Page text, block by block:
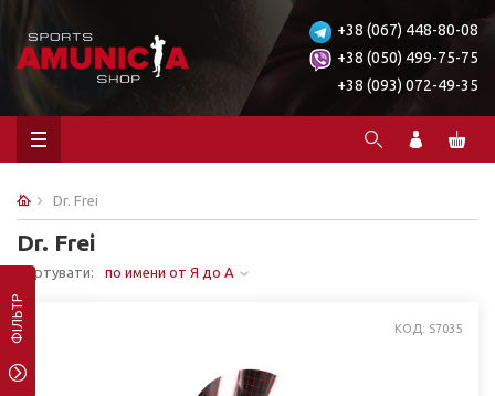
+38 (067) 448-80-08
+38 (050) 499-75-75
+38 (093) 072-49-35
Dr. Frei
Dr. Frei
Сортувати: по имени от Я до А
ФІЛЬТР КОД: S7035